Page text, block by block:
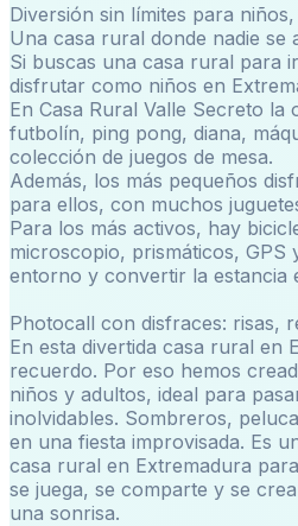
Diversión sin límites para
Una casa rural donde nadie se
Si buscas una casa rural para
disfrutar como niños en
En Casa Rural Valle Secreto
futbolín, ping pong, diana,
colección de juegos de mesa.
Además, los más pequeños
para ellos, con muchos
Para los más activos, hay
microscopio, prismáticos, GPS
entorno y convertir la estancia
Photocall con disfraces: risas,
En esta divertida casa rural en
recuerdo. Por eso hemos
niños y adultos, ideal para
inolvidables. Sombreros,
en una fiesta improvisada. Es
casa rural en Extremadura
se juega, se comparte y se
una sonrisa.